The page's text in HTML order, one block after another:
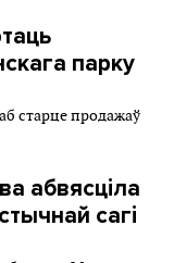
парку
абвясціла
сагі